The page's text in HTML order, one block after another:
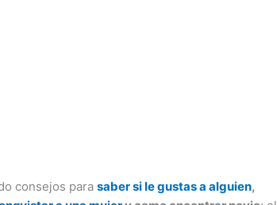
consejos parasaber si le gustas a alguien,